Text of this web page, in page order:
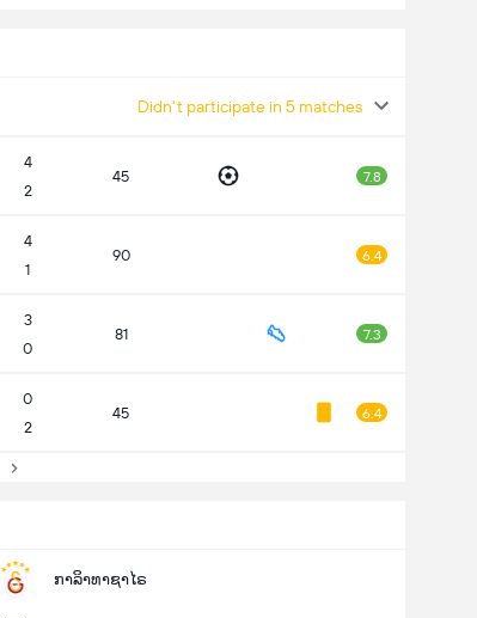
Didn't participate in 5 matches
4
2
45 7.8
4
1
90 6.4
3
0
81 7.3
0
2
45 6.4
ກາລິາທາຊາໄຣ